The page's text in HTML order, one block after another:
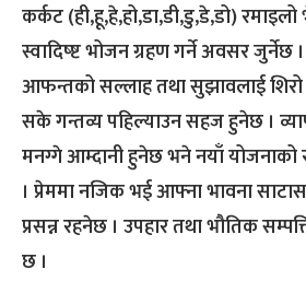
कर्कट (ही,हू,हे,हो,डा,डी,डु,डे,डो)
स्वादिष्ष्ट भोजन ग्रहण गर्ने अवसर
आफन्तको सल्लाह तथा सुझावलाई शिरो
सके गन्तव्य पहिल्याउन सहज हुनेछ ।
मनग्गे आम्दानी हुनेछ भने नयाँ
। प्रेममा नजिक भई आफ्ना भावना
प्रसन्न रहनेछ । उपहार तथा भौतिक
छ ।